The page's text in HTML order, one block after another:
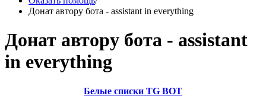
Донат автору бота - assistant in everything
Донат автору бота - assistant
in everything
Белые списки TG BOT